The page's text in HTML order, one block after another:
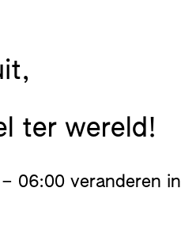
ter wereld!
06:00 veranderen in